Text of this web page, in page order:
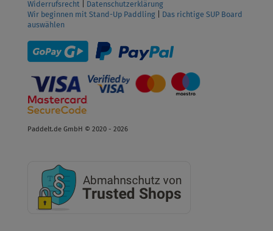
Widerrufsrecht
Datenschutzerklärung
Wir beginnen mit Stand-Up Paddling
Das richtige SUP Board
auswählen
Paddelt.de GmbH © 2020 - 2026